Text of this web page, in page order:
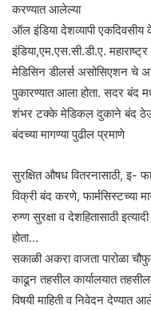
करण्यात आलेल्या
ऑल इंडिया देशव्यापी
इंडिया,एम.एस.सी.डी.ए.
मेडिसिन डीलर्स असोसिएशन चे
पुकारण्यात आला होता. सदर बंद
शंभर टक्के मेडिकल दुकाने बंद
बंदच्या मागण्या पुढील प्रमाणे
सुरक्षित औषध वितरनासाठी, इ-
विक्री बंद करणे, फार्मसिस्टच्या
रुग्ण सुरक्षा व देशहितासाठी
होता…
सकाळी अकरा वाजता पारोळा
काढून तहसील कार्यालयात
विषयी माहिती व निवेदन